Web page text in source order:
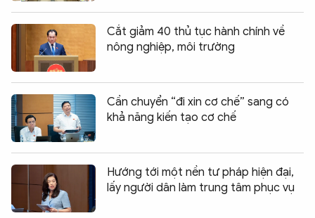
Cắt giảm 40 thủ tục hành chính về
nông nghiệp, môi trường
Cần chuyển “đi xin cơ chế” sang có
khả năng kiến tạo cơ chế
Hướng tới một nền tư pháp hiện đại,
lấy người dân làm trung tâm phục vụ